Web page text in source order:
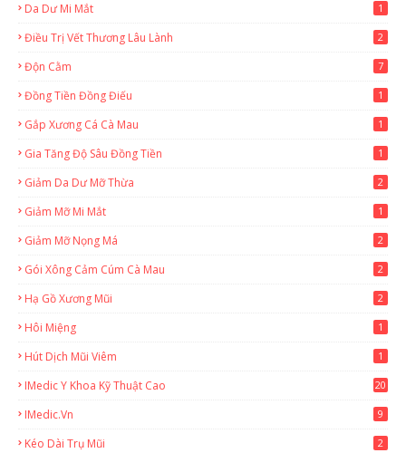
Da Dư Mi Mắt 1
Điều Trị Vết Thương Lâu Lành 2
Độn Cằm 7
Đồng Tiền Đồng Điếu 1
Gắp Xương Cá Cà Mau 1
Gia Tăng Độ Sâu Đồng Tiền 1
Giảm Da Dư Mỡ Thừa 2
Giảm Mỡ Mi Mắt 1
Giảm Mỡ Nọng Má 2
Gói Xông Cảm Cúm Cà Mau 2
Hạ Gồ Xương Mũi 2
Hôi Miệng 1
Hút Dịch Mũi Viêm 1
IMedic Y Khoa Kỹ Thuật Cao
20
IMedic.vn 9
Kéo Dài Trụ Mũi 2